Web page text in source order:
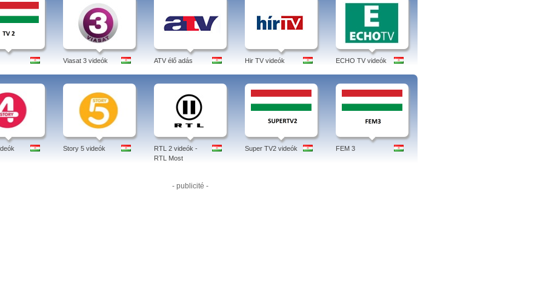
Viasat 3 videók ATV élő adás Hir TV videók ECHO TV videók
Story 5 videók
RTL 2 videók -
RTL Most
Super TV2 videók FEM 3
- publicité -